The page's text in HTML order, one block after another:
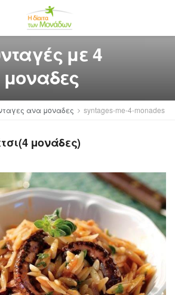
με 4
μοναδες
ανα μοναδες syntages-me-4-monades
μονάδες)